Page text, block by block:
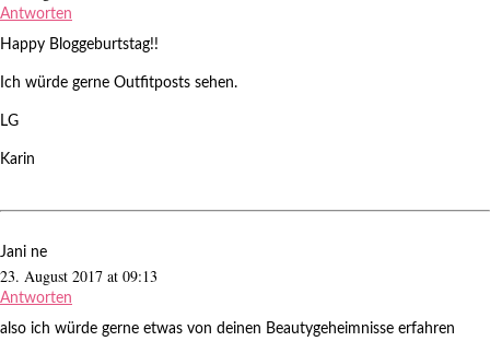
Antworten
Happy Bloggeburtstag!!
Ich würde gerne Outfitposts sehen.
LG
Karin
Jani ne
23. August 2017 at 09:13
Antworten
also ich würde gerne etwas von deinen Beautygeheimnisse erfahren